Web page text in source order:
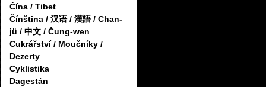
Čína / Tibet
Čínština / 汉语 / 漢語 / Chan-
jü / 中文 / Čung-wen
Cukrářství / Moučníky /
Dezerty
Cyklistika
Dagestán